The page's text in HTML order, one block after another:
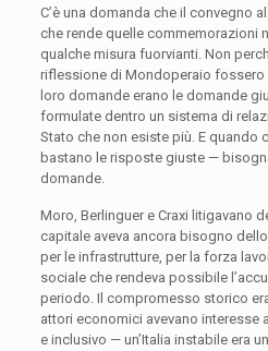
C’è una domanda che il convegno
che rende quelle commemorazioni
qualche misura fuorvianti. Non
riflessione di Mondoperaio
loro domande erano le domande
formulate dentro un sistema di
Stato che non esiste più. E quando
bastano le risposte giuste —
domande.
Moro, Berlinguer e Craxi litigavano
capitale aveva ancora bisogno
per le infrastrutture, per la forza
sociale che rendeva possibile
periodo. Il compromesso storico
attori economici avevano interesse
e inclusivo — un’Italia instabile era